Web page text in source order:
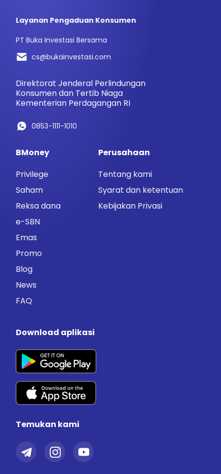
Layanan Pengaduan Konsumen
PT Buka Investasi Bersama
cs@bukainvestasi.com
Direktorat Jenderal Perlindungan
Konsumen dan Tertib Niaga
Kementerian Perdagangan RI
0853-1111-1010
BMoney
Privilege
Saham
Reksa dana
e-SBN
Emas
Promo
Blog
News
FAQ
Perusahaan
Tentang kami
Syarat dan ketentuan
Kebijakan Privasi
Download aplikasi
Temukan kami